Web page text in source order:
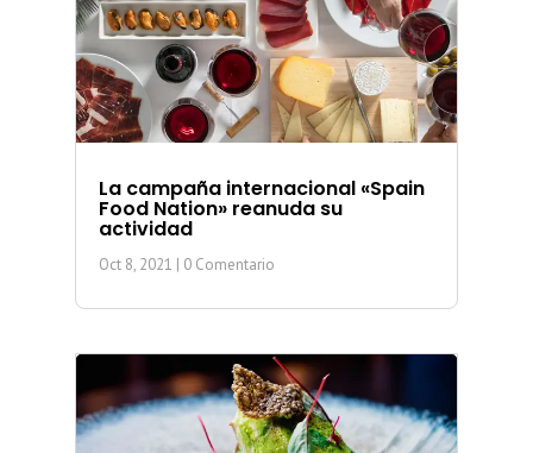
La campaña internacional «Spain
Food Nation» reanuda su
actividad
Oct 8, 2021 | 0 Comentario